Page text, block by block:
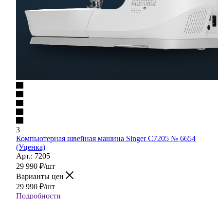
3
Компьютерная швейная машина Singer C7205 № 6654
(Уценка)
Арт.: 7205
29 990 ₽/шт
Варианты цен
29 990 ₽/шт
Подробности